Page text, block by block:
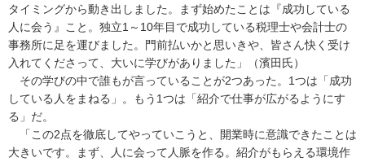
タイミングから動き出しました。まず始めたことは『成功している
人に会う』こと。独立1～10年目で成功している税理士や会計士の
事務所に足を運びました。門前払いかと思いきや、皆さん快く受け
入れてくださって、大いに学びがありました」（濱田氏）
その学びの中で誰もが言っていることが2つあった。1つは「成功
している人をまねる」。もう1つは「紹介で仕事が広がるようにす
る」だ。
「この2点を徹底してやっていこうと、開業時に意識できたことは
大きいです。まず、人に会って人脈を作る。紹介がもらえる環境作